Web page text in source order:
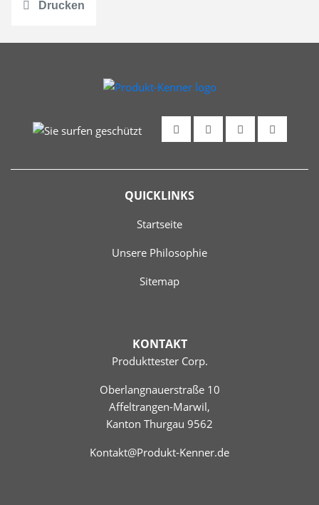
Drucken
QUICKLINKS
Startseite
Unsere Philosophie
Sitemap
KONTAKT
Produkttester Corp.
Oberlangnauerstraße 10
Affeltrangen-Marwil,
Kanton Thurgau 9562
Kontakt@Produkt-Kenner.de